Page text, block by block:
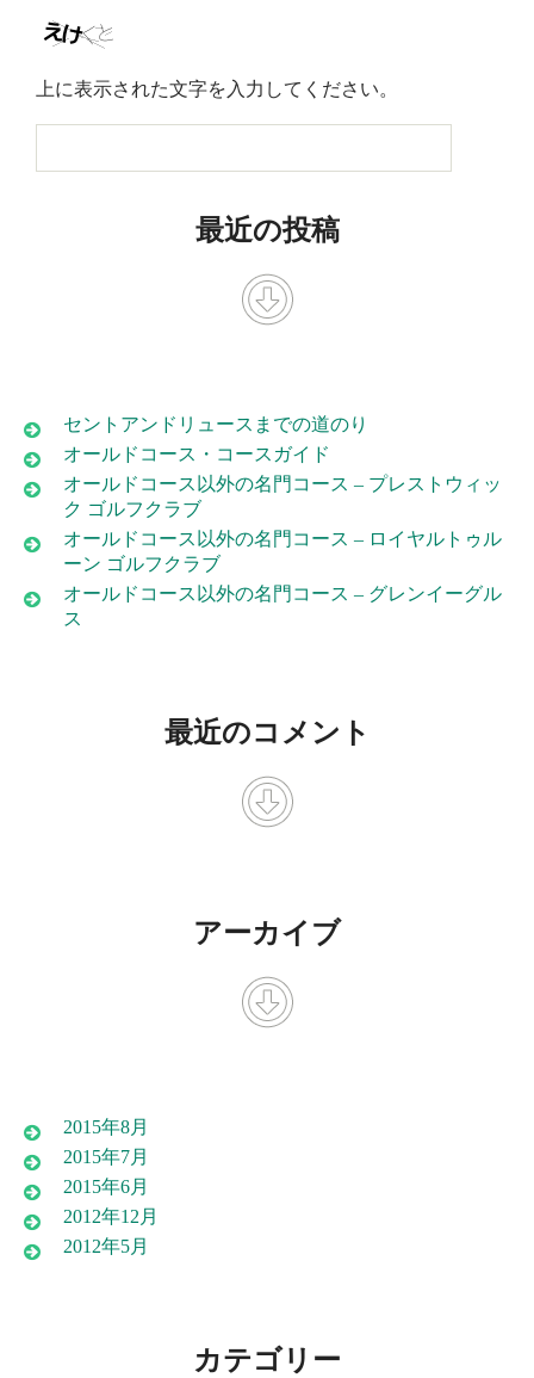
上に表示された文字を入力してください。
最近の投稿
セントアンドリュースまでの道のり
オールドコース・コースガイド
オールドコース以外の名門コース – プレストウィッ
ク ゴルフクラブ
オールドコース以外の名門コース – ロイヤルトゥル
ーン ゴルフクラブ
オールドコース以外の名門コース – グレンイーグル
ス
最近のコメント
アーカイブ
2015年8月
2015年7月
2015年6月
2012年12月
2012年5月
カテゴリー